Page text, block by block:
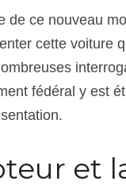
de ce nouveau
cette voiture
fédéral y est
et